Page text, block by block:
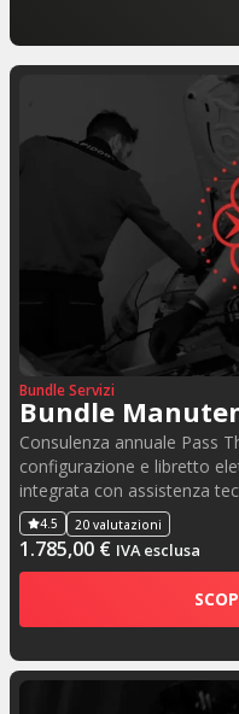
Bundle Servizi
Bundle
Consulenza annuale Pass
configurazione e libretto
integrata con assistenza
4.5 20 valutazioni
1.785,00 € IVA esclusa